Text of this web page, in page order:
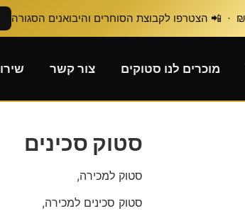
מוכרים לנו סטוקים צור קשר
סטוק סכינים
סטוק למכירה,
סטוק סכינים למכירה,